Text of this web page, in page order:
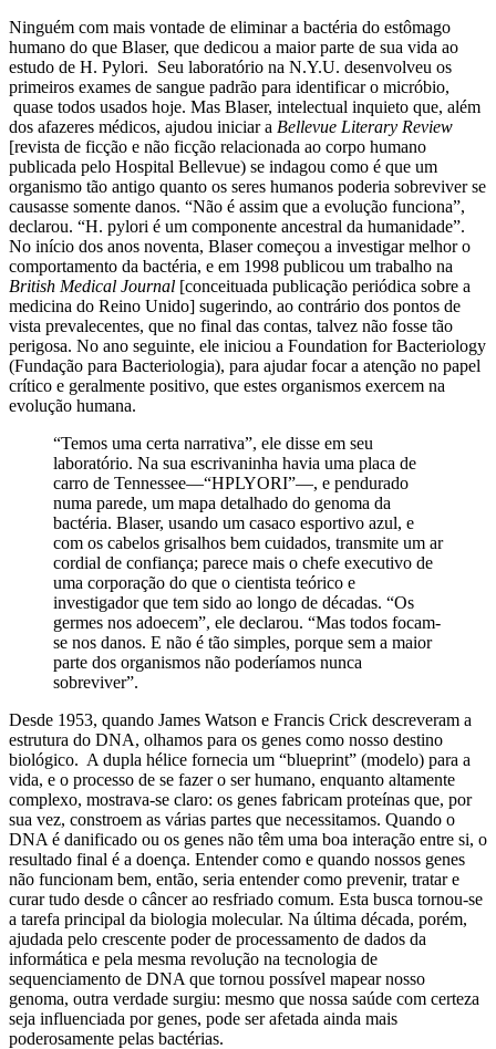
Ninguém com mais vontade de eliminar a bactéria do estômago
humano do que Blaser, que dedicou a maior parte de sua vida ao
estudo de H. Pylori. Seu laboratório na N.Y.U. desenvolveu os
primeiros exames de sangue padrão para identificar o micróbio,
quase todos usados hoje. Mas Blaser, intelectual inquieto que, além
dos afazeres médicos, ajudou iniciar a Bellevue Literary Review
[revista de ficção e não ficção relacionada ao corpo humano
publicada pelo Hospital Bellevue) se indagou como é que um
organismo tão antigo quanto os seres humanos poderia sobreviver se
causasse somente danos. “Não é assim que a evolução funciona”,
declarou. “H. pylori é um componente ancestral da humanidade”.
No início dos anos noventa, Blaser começou a investigar melhor o
comportamento da bactéria, e em 1998 publicou um trabalho na
British Medical Journal [conceituada publicação periódica sobre a
medicina do Reino Unido] sugerindo, ao contrário dos pontos de
vista prevalecentes, que no final das contas, talvez não fosse tão
perigosa. No ano seguinte, ele iniciou a Foundation for Bacteriology
(Fundação para Bacteriologia), para ajudar focar a atenção no papel
crítico e geralmente positivo, que estes organismos exercem na
evolução humana.
“Temos uma certa narrativa”, ele disse em seu
laboratório. Na sua escrivaninha havia uma placa de
carro de Tennessee—“HPLYORI”—, e pendurado
numa parede, um mapa detalhado do genoma da
bactéria. Blaser, usando um casaco esportivo azul, e
com os cabelos grisalhos bem cuidados, transmite um ar
cordial de confiança; parece mais o chefe executivo de
uma corporação do que o cientista teórico e
investigador que tem sido ao longo de décadas. “Os
germes nos adoecem”, ele declarou. “Mas todos focam-
se nos danos. E não é tão simples, porque sem a maior
parte dos organismos não poderíamos nunca
sobreviver”.
Desde 1953, quando James Watson e Francis Crick descreveram a
estrutura do DNA, olhamos para os genes como nosso destino
biológico. A dupla hélice fornecia um “blueprint” (modelo) para a
vida, e o processo de se fazer o ser humano, enquanto altamente
complexo, mostrava-se claro: os genes fabricam proteínas que, por
sua vez, constroem as várias partes que necessitamos. Quando o
DNA é danificado ou os genes não têm uma boa interação entre si, o
resultado final é a doença. Entender como e quando nossos genes
não funcionam bem, então, seria entender como prevenir, tratar e
curar tudo desde o câncer ao resfriado comum. Esta busca tornou-se
a tarefa principal da biologia molecular. Na última década, porém,
ajudada pelo crescente poder de processamento de dados da
informática e pela mesma revolução na tecnologia de
sequenciamento de DNA que tornou possível mapear nosso
genoma, outra verdade surgiu: mesmo que nossa saúde com certeza
seja influenciada por genes, pode ser afetada ainda mais
poderosamente pelas bactérias.